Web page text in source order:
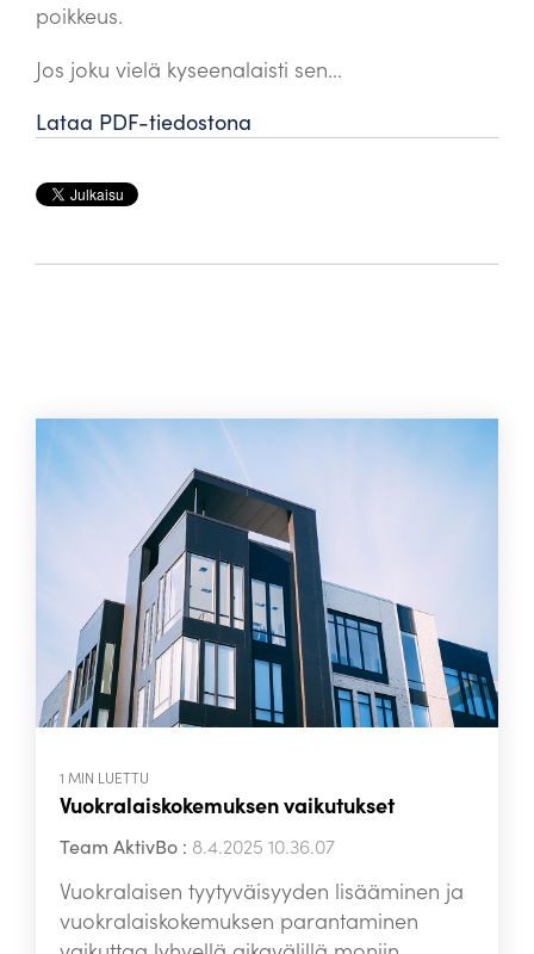
poikkeus.
Jos joku vielä kyseenalaisti sen...
Lataa PDF-tiedostona
1 MIN LUETTU
Vuokralaiskokemuksen vaikutukset
Team AktivBo : 8.4.2025 10.36.07
Vuokralaisen tyytyväisyyden lisääminen ja
vuokralaiskokemuksen parantaminen